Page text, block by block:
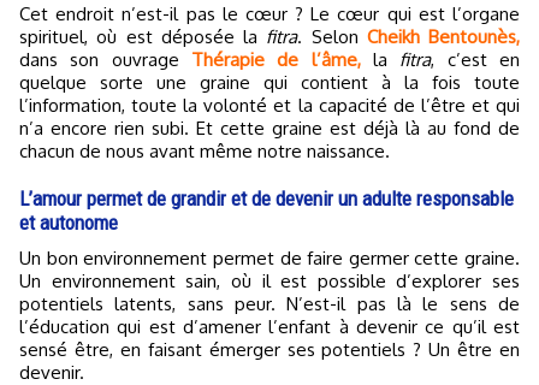
Cet endroit n’est-il pas le cœur ? Le cœur qui est l’organe
spirituel, où est déposée la fitra. Selon Cheikh Bentounès,
dans son ouvrage Thérapie de l’âme, la fitra, c’est en
quelque sorte une graine qui contient à la fois toute
l’information, toute la volonté et la capacité de l’être et qui
n’a encore rien subi. Et cette graine est déjà là au fond de
chacun de nous avant même notre naissance.
L’amour permet de grandir et de devenir un adulte responsable
et autonome
Un bon environnement permet de faire germer cette graine.
Un environnement sain, où il est possible d’explorer ses
potentiels latents, sans peur. N’est-il pas là le sens de
l’éducation qui est d’amener l’enfant à devenir ce qu’il est
sensé être, en faisant émerger ses potentiels ? Un être en
devenir.